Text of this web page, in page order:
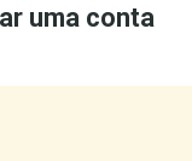
uma conta